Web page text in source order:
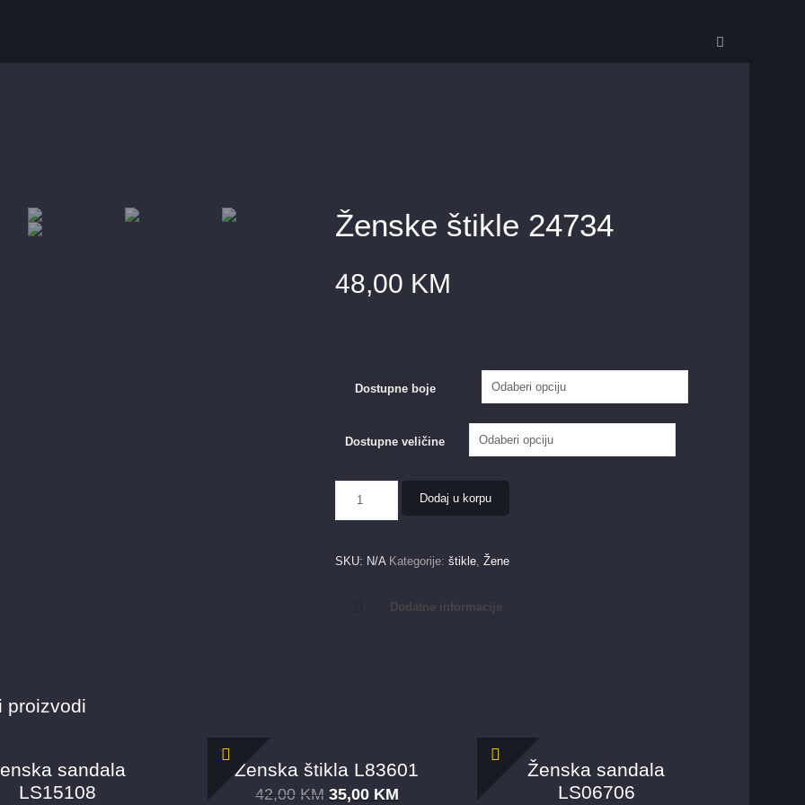
Ženske štikle 24734
48,00 KM
Dostupne boje
Dostupne veličine
Dodaj u korpu
SKU: N/A Kategorije:štikle,Žene
Dodatne informacije
proizvodi
sandala
LS15108
Ženska štikla L83601
42,00 KM 35,00 KM
Ženska sandala
LS06706